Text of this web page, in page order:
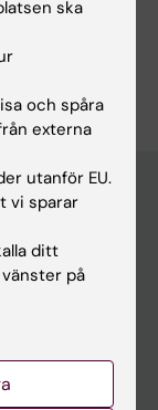
ska
och spåra
externa
utanför EU.
vi sparar
ditt
på